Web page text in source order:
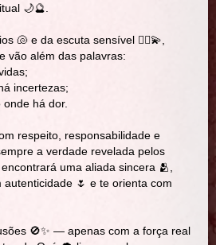
🌙🔮.
🐚 e da escuta sensível 🧘‍♀️💫,
vão além das palavras:
incertezas;
onde há dor.
respeito, responsabilidade e
a verdade revelada pelos
uma aliada sincera 🫂,
🌷 e te orienta com
🚫✨ — apenas com a força real